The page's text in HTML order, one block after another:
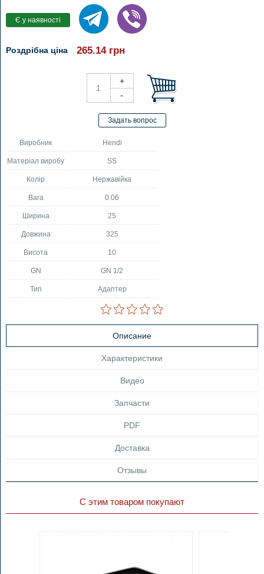
Роздрібна ціна 265.14 грн
Виробник Hendi
Матеріал виробу SS
Колір Нержавійка
Вага 0.06
Ширина 25
Довжина 325
Висота 10
GN GN 1/2
Тип Адаптер
Описание
Характеристики
Видео
Запчасти
PDF
Доставка
Отзывы
С этим товаром покупают